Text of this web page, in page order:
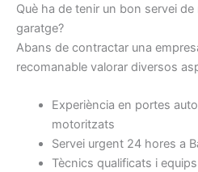
Què ha de tenir un bon servei
garatge?
Abans de contractar una
recomanable valorar diversos
Experiència en portes
motoritzats
Servei urgent 24 hores a
Tècnics qualificats i